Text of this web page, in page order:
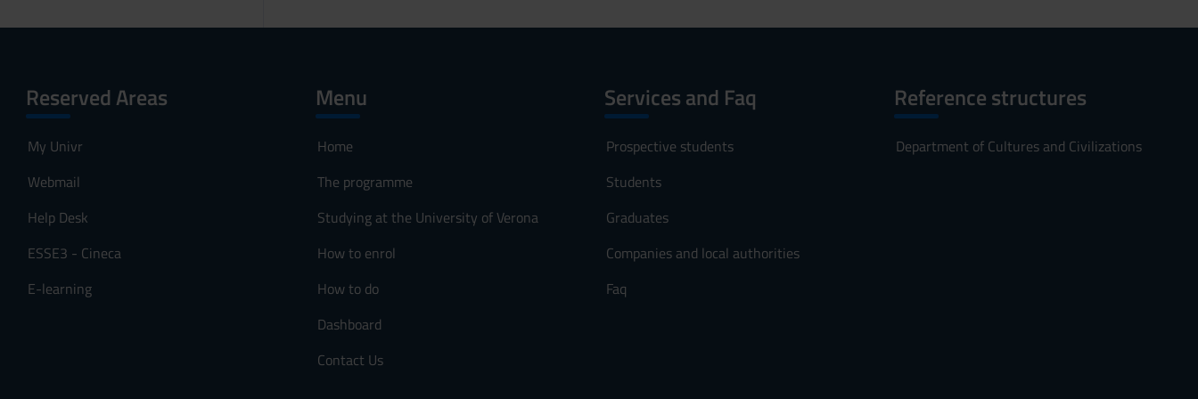
Reserved Areas
My Univr
Webmail
Help Desk
ESSE3 - Cineca
E-learning
Menu
Home
The programme
Studying at the University of Verona
How to enrol
How to do
Dashboard
Contact Us
Services and Faq
Prospective students
Students
Graduates
Companies and local authorities
Faq
Reference structures
Department of Cultures and Civilizations